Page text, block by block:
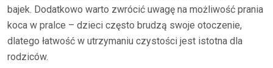
bajek. Dodatkowo warto zwrócić uwagę na możliwość prania
koca w pralce – dzieci często brudzą swoje otoczenie,
dlatego łatwość w utrzymaniu czystości jest istotna dla
rodziców.